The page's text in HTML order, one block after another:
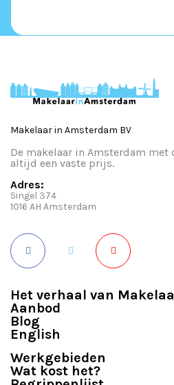
Makelaar in Amsterdam BV
De makelaar in Amsterdam
altijd een vaste prijs.
Adres:
Singel 374
1016 AH Amsterdam
Het verhaal van
Aanbod
Blog
English
Werkgebieden
Wat kost het?